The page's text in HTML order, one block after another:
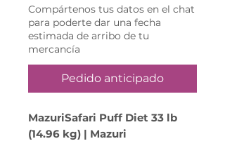
Compártenos tus datos en el chat
para poderte dar una fecha
estimada de arribo de tu
mercancía
Pedido anticipado
MazuriSafari Puff Diet 33 lb
(14.96 kg) | Mazuri